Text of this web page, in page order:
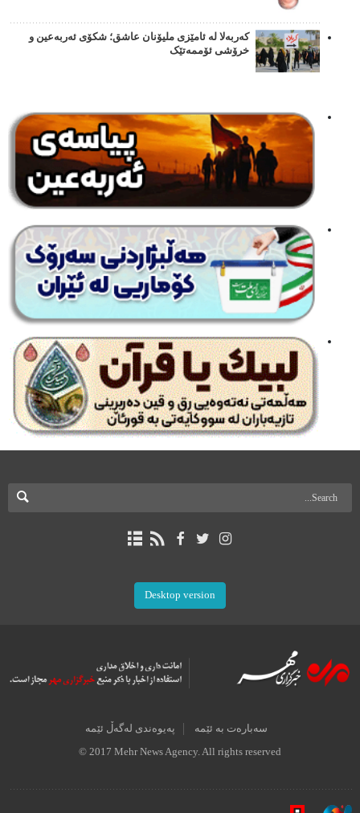
کەربەلا لە ئامێزی ملیۆنان عاشق؛ شکۆی ئەربەعین و
خرۆشی ئۆممەتێک
Desktop version
سەبارەت بە ئێمە پەیوەندی لەگەڵ ئێمە
© 2017 Mehr News Agency. All rights reserved